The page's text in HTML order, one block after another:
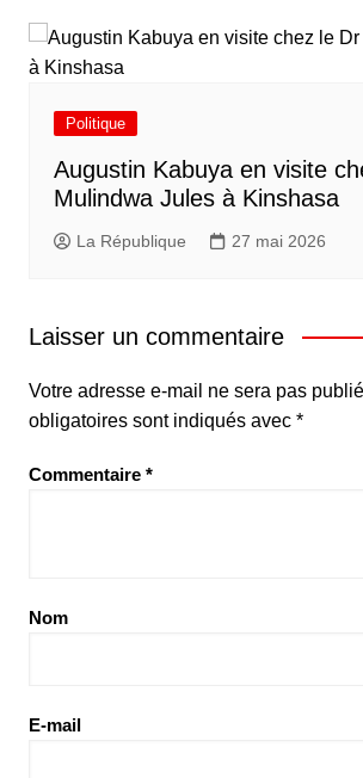
Politique
Augustin Kabuya en visite
Mulindwa Jules à Kinshasa
La République 27 mai 2026
Laisser un commentaire
Votre adresse e-mail ne sera pas
obligatoires sont indiqués avec *
Commentaire *
Nom
E-mail